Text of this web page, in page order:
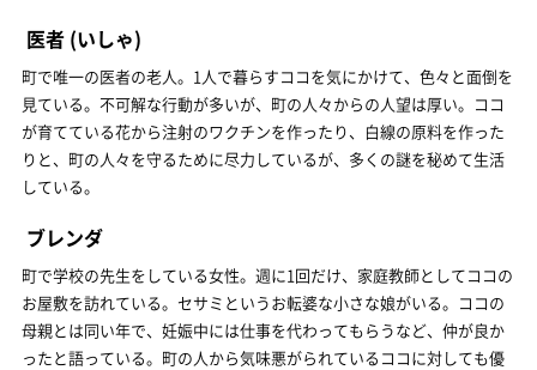
医者 (いしゃ)
町で唯一の医者の老人。1人で暮らすココを気にかけて、色々と面倒を
見ている。不可解な行動が多いが、町の人々からの人望は厚い。ココ
が育てている花から注射のワクチンを作ったり、白線の原料を作った
りと、町の人々を守るために尽力しているが、多くの謎を秘めて生活
している。
ブレンダ
町で学校の先生をしている女性。週に1回だけ、家庭教師としてココの
お屋敷を訪れている。セサミというお転婆な小さな娘がいる。ココの
母親とは同い年で、妊娠中には仕事を代わってもらうなど、仲が良か
ったと語っている。町の人から気味悪がられているココに対しても優